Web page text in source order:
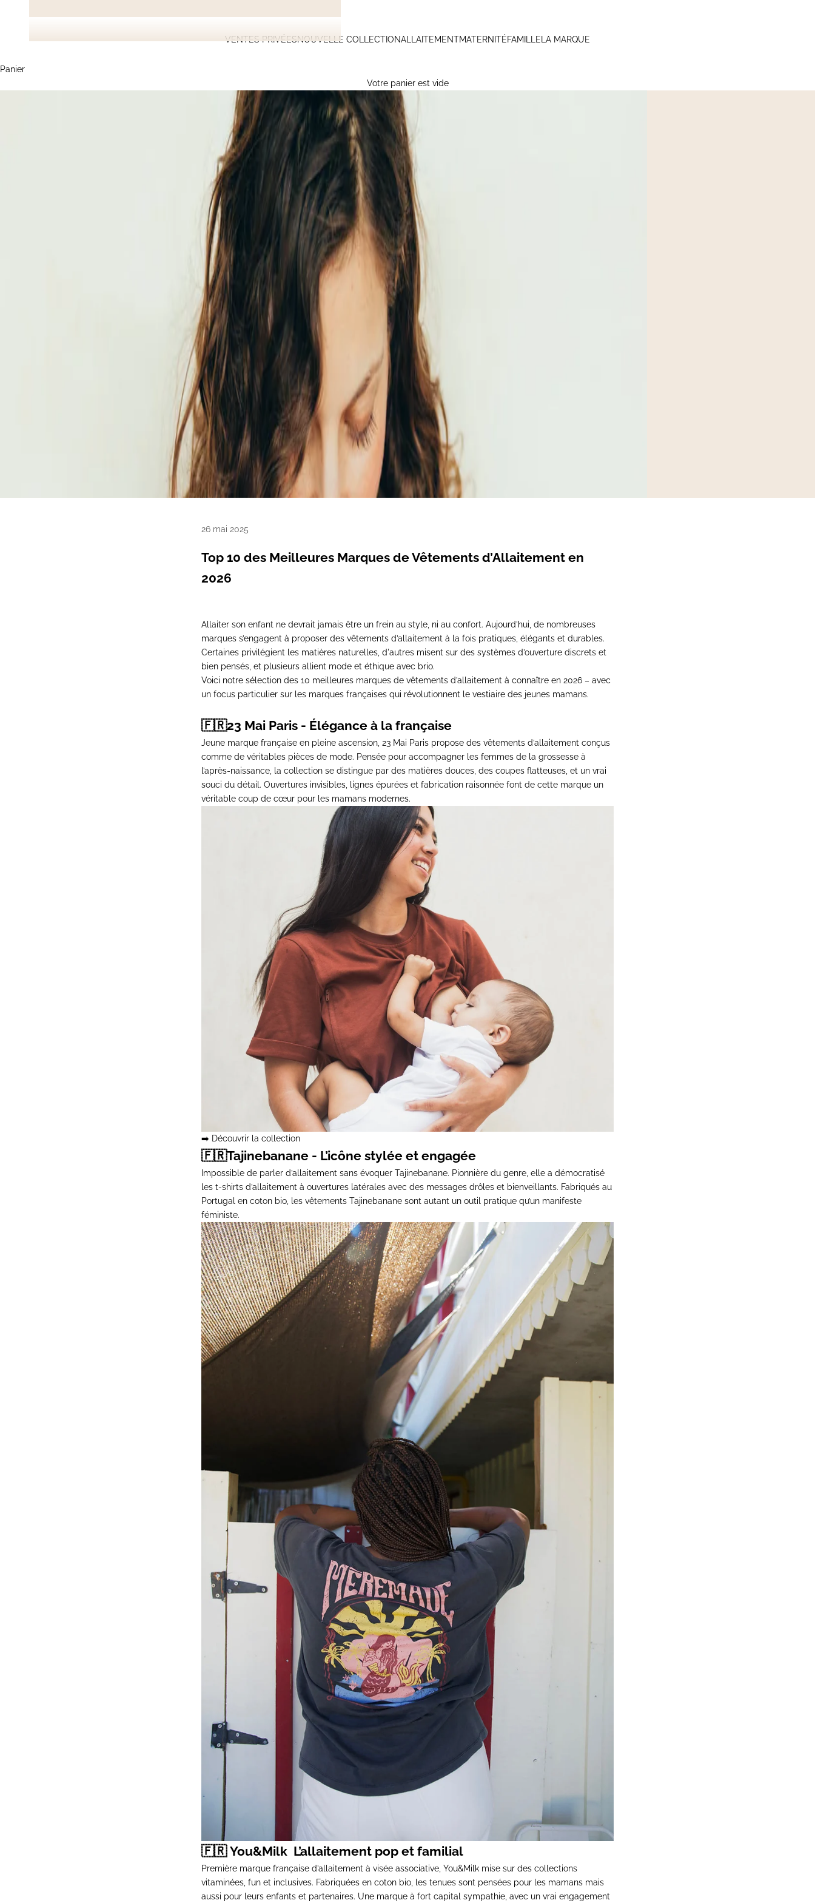
VENTES PRIVÉESNOUVELLE COLLECTIONALLAITEMENTMATERNITÉFAMILLE LA MARQUE
Panier
Votre panier est vide
26 mai 2025
Top 10 des Meilleures Marques de Vêtements d’Allaitement en
2026
Allaiter son enfant ne devrait jamais être un frein au style, ni au confort. Aujourd’hui, de nombreuses
marques s’engagent à proposer des vêtements d’allaitement à la fois pratiques, élégants et durables.
Certaines privilégient les matières naturelles, d'autres misent sur des systèmes d’ouverture discrets et
bien pensés, et plusieurs allient mode et éthique avec brio.
Voici notre sélection des 10 meilleures marques de vêtements d’allaitement à connaître en 2026 – avec
un focus particulier sur les marques françaises qui révolutionnent le vestiaire des jeunes mamans.
🇫🇷23 Mai Paris - Élégance à la française
Jeune marque française en pleine ascension, 23 Mai Paris propose des vêtements d’allaitement conçus
comme de véritables pièces de mode. Pensée pour accompagner les femmes de la grossesse à
l’après-naissance, la collection se distingue par des matières douces, des coupes flatteuses, et un vrai
souci du détail. Ouvertures invisibles, lignes épurées et fabrication raisonnée font de cette marque un
véritable coup de cœur pour les mamans modernes.
➡️ Découvrir la collection
🇫🇷Tajinebanane - L’icône stylée et engagée
Impossible de parler d’allaitement sans évoquer Tajinebanane. Pionnière du genre, elle a démocratisé
les t-shirts d’allaitement à ouvertures latérales avec des messages drôles et bienveillants. Fabriqués au
Portugal en coton bio, les vêtements Tajinebanane sont autant un outil pratique qu’un manifeste
féministe.
🇫🇷You&Milk L’allaitement pop et familial
Première marque française d’allaitement à visée associative, You&Milk mise sur des collections
vitaminées, fun et inclusives. Fabriquées en coton bio, les tenues sont pensées pour les mamans mais
aussi pour leurs enfants et partenaires. Une marque à fort capital sympathie, avec un vrai engagement